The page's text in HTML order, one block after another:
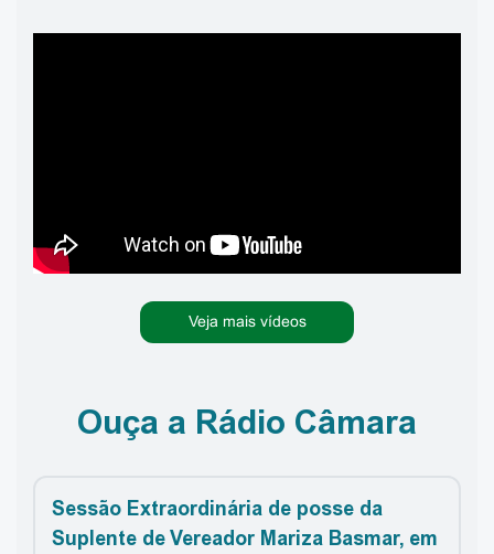
Veja mais vídeos
Ouça a Rádio Câmara
Sessão Extraordinária de posse da
Suplente de Vereador Mariza Basmar, em